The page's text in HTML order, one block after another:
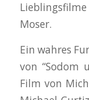
Moser.
Ein wahres
von “Sodom
Film von